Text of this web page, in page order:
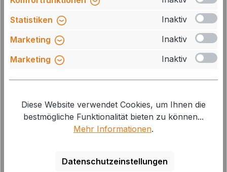
Ähnliche Produkte
Produktgalerie überspringen 15 %
Statistiken
Inaktiv
Marketing
Inaktiv
Marketing
Inaktiv
Diese Website verwendet Cookies, um Ihnen die
bestmögliche Funktionalität bieten zu können...
Mehr Informationen.
Datenschutzeinstellungen